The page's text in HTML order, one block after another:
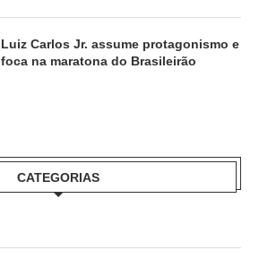
Luiz Carlos Jr. assume protagonismo e
foca na maratona do Brasileirão
CATEGORIAS